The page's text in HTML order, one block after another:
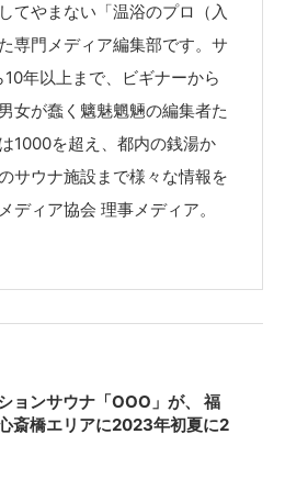
てやまない「温浴のプロ（入
専門メディア編集部です。サ
年以上まで、ビギナーから
女が蠢く魑魅魍魎の編集者た
1000を超え、都内の銭湯か
サウナ施設まで様々な情報を
ディア協会 理事メディア。
ョンサウナ「OOO」が、 福
斎橋エリアに2023年初夏に2